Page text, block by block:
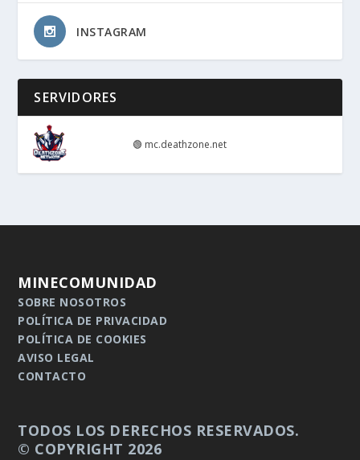
INSTAGRAM
SERVIDORES
🟢 mc.deathzone.net
MINECOMUNIDAD
SOBRE NOSOTROS
POLÍTICA DE PRIVACIDAD
POLÍTICA DE COOKIES
AVISO LEGAL
CONTACTO
TODOS LOS DERECHOS RESERVADOS.
© COPYRIGHT 2026